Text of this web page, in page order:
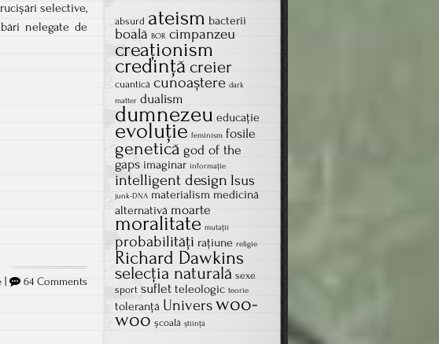
selective,
nelegate de
| 64 Commentson
Opţiuni
privind
absurd ateism bacterii
boală BOR cimpanzeu
creaţionism
credinţă creier
cuantică cunoaștere dark
matter dualism
dumnezeu educație
evoluţie feminism fosile
genetică god of the
gaps imaginar informație
intelligent design Isus
junk-DNA materialism medicină
alternativă moarte
moralitate mutații
probabilităţi rațiune religie
Richard Dawkins
selecţia naturală sexe
sport suflet teleologic teorie
toleranţă Universwoo-
woo școală știință